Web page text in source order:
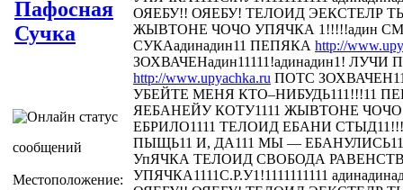
Пафосная
Сучка
сообщений
Местоположение:
ОЯЕБУ!! ОЯЕБУ! ТЕЛОИД ЭЕКСТЕЛР
ЖЫВТОНЕ ЧОЧО УПЯЧКА 1!!!!!адин
СУКАадинадин11 ПЕПЯКА http://
ЗОХВАЧЕНадин11111!адинадин1! ЛУЧИ
http://www.upyachka.ru ПОТС
УБЕЙТЕ МЕНЯ КТО–НИБУДЬ111!!!11
ЯЕБАНЕЙУ КОТУ1111 ЖЫВТОНЕ ЧОЧО
ЕБРИЛО1111 ТЕЛОИД ЕБАНИ СТЫД11!!!
ПЫЩЬ11 И, ДА111 МЫ —
УпЯЧКА ТЕЛОИД СВОБОДА
УПЯЧКА1111С.Р.У1!1111111111